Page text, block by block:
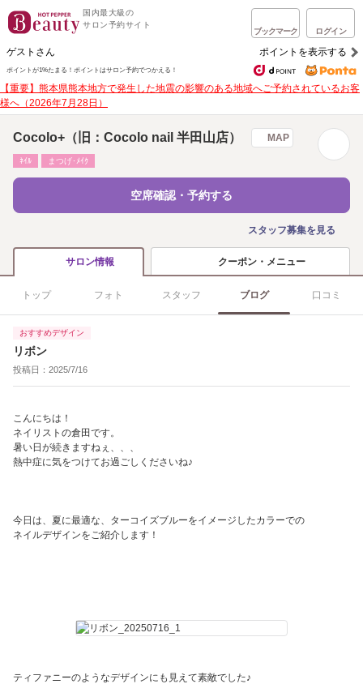
国内最大級の
サロン予約サイト
ブックマーク ログイン
ゲストさん ポイントを表示する
ポイントが1%たまる！ ポイントはサロン予約でつかえる！
【重要】熊本県熊本地方で発生した地震の影響のある地域へご予約されているお客
様へ（2026年7月28日）
Cocolo+（旧：Cocolo nail 半田山店） MAP
ﾈｲﾙ まつげ･ﾒｲｸ
空席確認・予約する
スタッフ募集を見る
サロン情報 クーポン・メニュー
トップ フォト スタッフ ブログ 口コミ
おすすめデザイン
リボン
投稿日：2025/7/16
こんにちは！
ネイリストの倉田です。
暑い日が続きますねぇ、、、
熱中症に気をつけてお過ごしくださいね♪
今日は、夏に最適な、ターコイズブルーをイメージしたカラーでの
ネイルデザインをご紹介します！
ティファニーのようなデザインにも見えて素敵でした♪